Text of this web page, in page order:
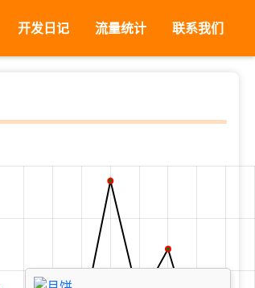
开发日记 流量统计 联系我们